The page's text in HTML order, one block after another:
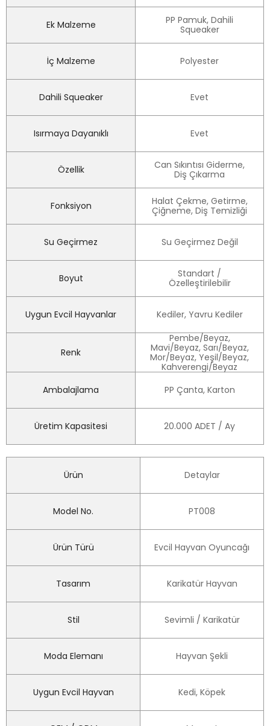
Ek Malzeme
PP Pamuk, Dahili
Squeaker
İç Malzeme Polyester
Dahili Squeaker Evet
Isırmaya Dayanıklı Evet
Özellik
Can Sıkıntısı Giderme,
Diş Çıkarma
Fonksiyon
Halat Çekme, Getirme,
Çiğneme, Diş Temizliği
Su Geçirmez Su Geçirmez Değil
Boyut
Standart /
Özelleştirilebilir
Uygun Evcil Hayvanlar Kediler, Yavru Kediler
Renk
Pembe/Beyaz,
Mavi/Beyaz, Sarı/Beyaz,
Mor/Beyaz, Yeşil/Beyaz,
Kahverengi/Beyaz
Ambalajlama
PP Çanta, Karton
Üretim Kapasitesi 20.000 ADET / Ay
Ürün Detaylar
Model No. PT008
Ürün Türü Evcil Hayvan Oyuncağı
Tasarım Karikatür Hayvan
Stil Sevimli / Karikatür
Moda Elemanı Hayvan Şekli
Uygun Evcil Hayvan Kedi, Köpek